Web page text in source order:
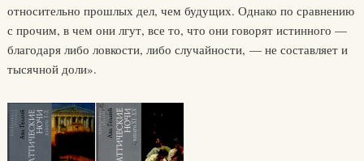
относительно прошлых дел, чем будущих. Однако по сравнению
с прочим, в чем они лгут, все то, что они говорят истинного —
благодаря либо ловкости, либо случайности, — не составляет и
тысячной доли».